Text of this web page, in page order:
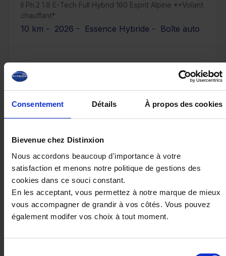
Consentement Détails À propos des cookies
Bievenue chez Distinxion
Nous accordons beaucoup d'importance à votre
satisfaction et menons notre politique de gestions des
cookies dans ce souci constant.
En les acceptant, vous permettez à notre marque de mieux
vous accompagner de grandir à vos côtés. Vous pouvez
également modifer vos choix à tout moment.
II Ph.2 1.8 E-Tech Full Hybrid 160 Esprit Alpine *+Volant
chauffant*
10 km - 2026 - Essence Hybride - Boîte auto
30 980€
508.62 €/mois